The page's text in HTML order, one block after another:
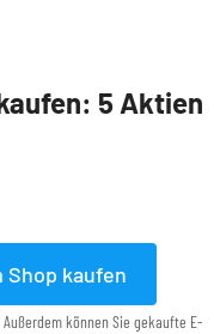
5 Aktien
Shop kaufen
können Sie gekaufte E-